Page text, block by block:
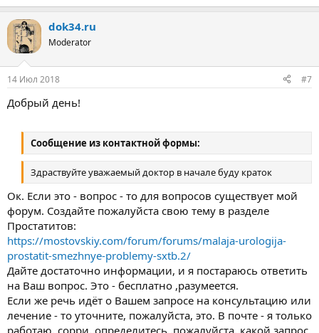
dok34.ru
Moderator
14 Июл 2018 #7
Добрый день!
Сообщение из контактной формы:
Здраствуйте уважаемый доктор в начале буду краток
Ок. Если это - вопрос - то для вопросов существует мой
форум. Создайте пожалуйста свою тему в разделе
Простатитов:
https://mostovskiy.com/forum/forums/malaja-urologija-
prostatit-smezhnye-problemy-sxtb.2/
Дайте достаточно информации, и я постараюсь ответить
на Ваш вопрос. Это - бесплатно ,разумеется.
Если же речь идёт о Вашем запросе на консультацию или
лечение - то уточните, пожалуйста, это. В почте - я только
работаю, сорри, определитесь ,пожалуйста, какой запрос.